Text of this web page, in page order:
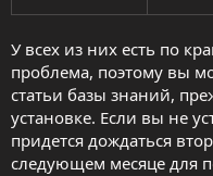
У всех из них есть по
проблема, поэтому вы
статьи базы знаний,
установке. Если вы не
придется дождаться
следующем месяце для